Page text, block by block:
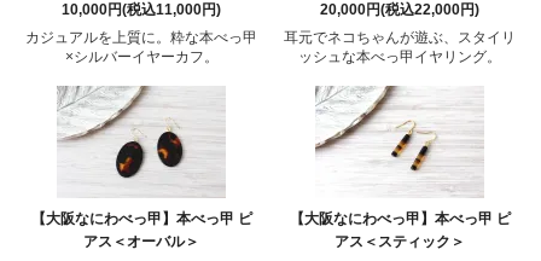
10,000円(税込11,000円)
カジュアルを上質に。粋な本べっ甲
×シルバーイヤーカフ。
20,000円(税込22,000円)
耳元でネコちゃんが遊ぶ、スタイリ
ッシュな本べっ甲イヤリング。
【大阪なにわべっ甲】本べっ甲 ピ
アス＜オーバル＞
【大阪なにわべっ甲】本べっ甲 ピ
アス＜スティック＞